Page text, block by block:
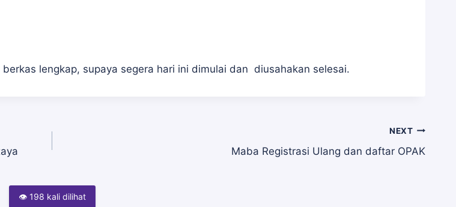
lengkap, supaya segera hari ini dimulai dan diusahakan selesai.
NEXT
Maba Registrasi Ulang dan daftar OPAK
👁 198 kali dilihat